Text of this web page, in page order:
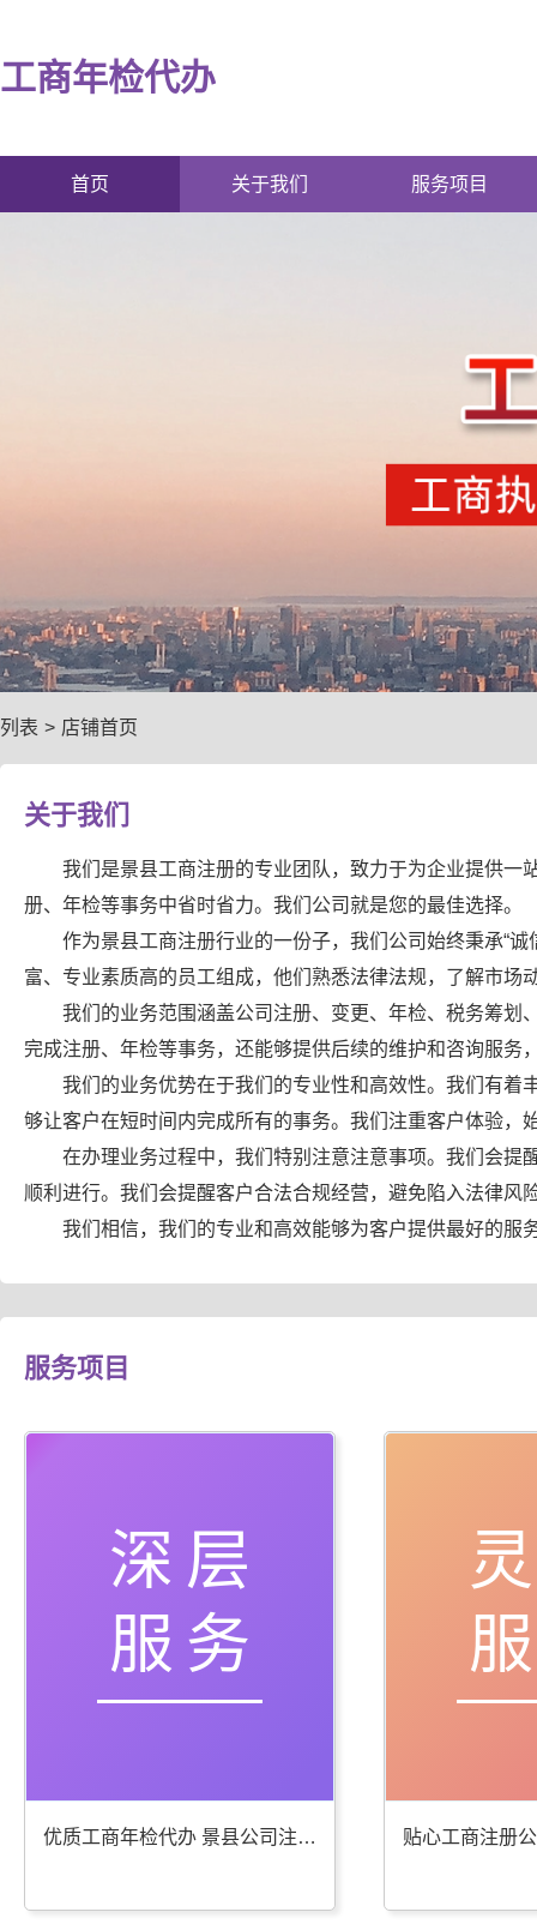
工商年检代办
首页 关于我们 服务项目
列表 > 店铺首页
关于我们
我们是景县工商注册的专业团队，致力于为企业提供一
册、年检等事务中省时省力。我们公司就是您的最佳选择。
作为景县工商注册行业的一份子，我们公司始终秉承“
富、专业素质高的员工组成，他们熟悉法律法规，了解市场
我们的业务范围涵盖公司注册、变更、年检、税务筹划
完成注册、年检等事务，还能够提供后续的维护和咨询服务
我们的业务优势在于我们的专业性和高效性。我们有着
够让客户在短时间内完成所有的事务。我们注重客户体验，
在办理业务过程中，我们特别注意注意事项。我们会提
顺利进行。我们会提醒客户合法合规经营，避免陷入法律风
我们相信，我们的专业和高效能够为客户提供最好的服
服务项目
深层
服务
优质工商年检代办 景县公司注册服务棒